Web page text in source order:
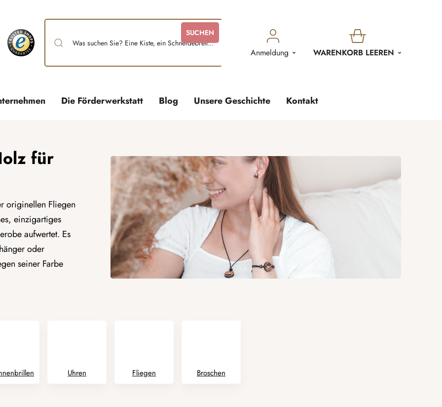
SUCHEN
Anmeldung
WARENKORB
WARENKORB LEEREN
Die Förderwerkstatt Blog Unsere Geschichte Kontakt
für
originellen Fliegen
einzigartiges
aufwertet. Es
oder
seiner Farbe
Uhren Fliegen Broschen